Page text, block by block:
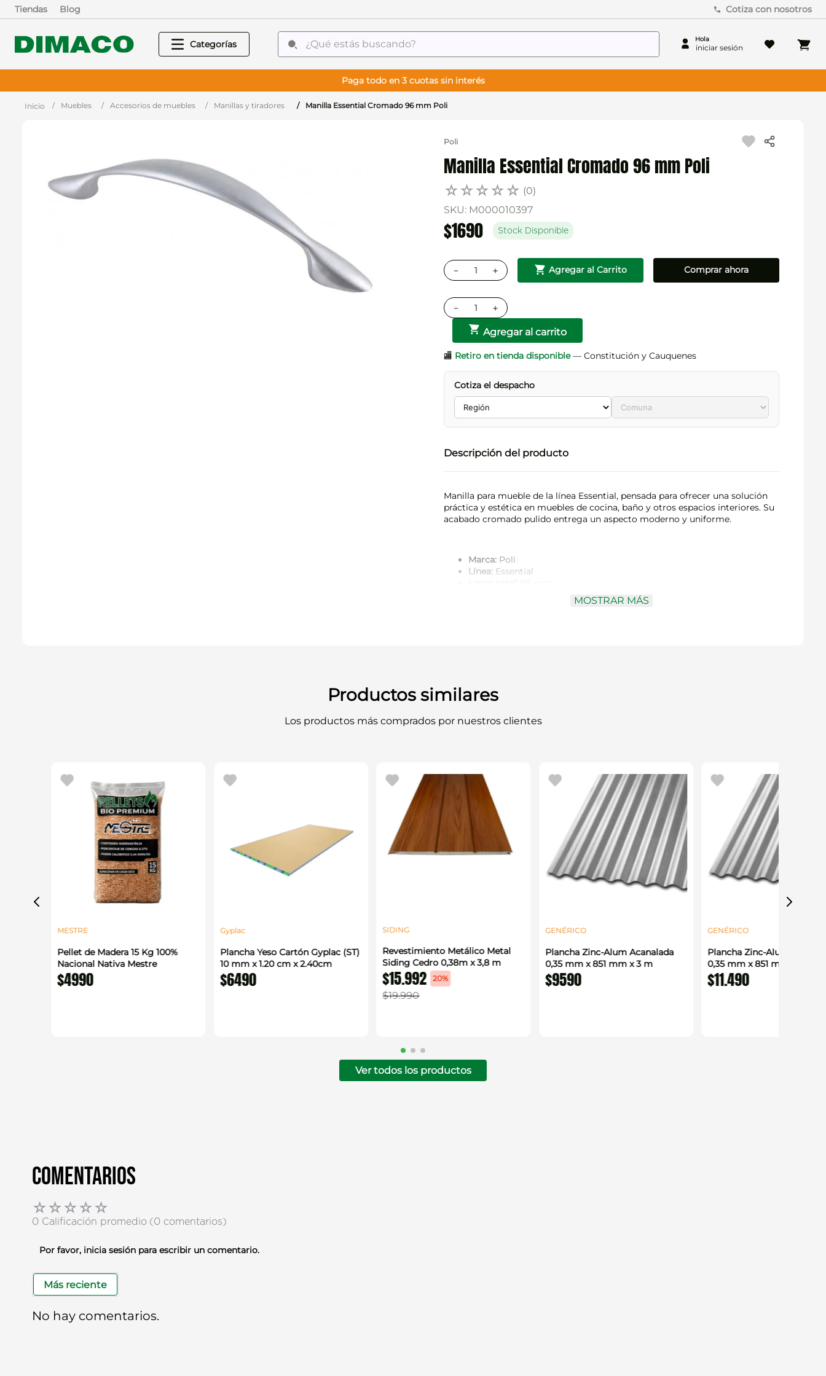
Tiendas Blog Cotiza con nosotros
¿Qué estás buscando?
Paga todo en 3 cuotas sin interés
Muebles Accesorios de muebles Manillas y tiradores Manilla Essential Cromado 96 mm Poli
Poli
Manilla Essential Cromado 96 mm Poli
☆☆☆☆☆ (0)
SKU: M000010397
$1690 Stock Disponible
＋
－ Agregar al Carrito Comprar ahora
＋
－
Agregar al carrito
🏬 Retiro en tienda disponible— Constitución y Cauquenes
Cotiza el despacho
Descripción del producto
Manilla para mueble de la línea Essential, pensada para ofrecer una solución
práctica y estética en muebles de cocina, baño y otros espacios interiores. Su
acabado cromado pulido entrega un aspecto moderno y uniforme.
Marca: Poli
Línea: Essential
Cromado pulidoMOSTRAR MÁS
Productos similares
Los productos más comprados por nuestros clientes
MESTRE
Pellet de Madera 15 Kg 100%
Nacional Nativa Mestre
$4990
Gyplac
Plancha Yeso Cartón Gyplac (ST)
10 mm x 1.20 cm x 2.40cm
$6490
SIDING
Revestimiento Metálico Metal
Siding Cedro 0,38m x 3,8 m
$15.992 20%
$19.990
GENÉRICO
Plancha Zinc-Alum Acanalada
0,35 mm x 851 mm x 3 m
$9590
GENÉRICO
Plancha Zinc-Alum
0,35 mm x 851 mm x 3,66
$11.490
Ver todos los productos
Comentarios
☆☆☆☆☆
0 Calificación promedio (0 comentarios)
Por favor, inicia sesión para escribir un comentario.
Más reciente
No hay comentarios.